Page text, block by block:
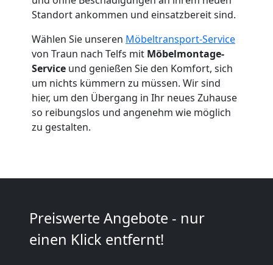
Standort ankommen und einsatzbereit sind.
Wählen Sie unseren Möbeltransport-Service
von Traun nach Telfs mit Möbelmontage-
Service und genießen Sie den Komfort, sich
um nichts kümmern zu müssen. Wir sind
hier, um den Übergang in Ihr neues Zuhause
so reibungslos und angenehm wie möglich
zu gestalten.
Preiswerte Angebote - nur
einen Klick entfernt!
Traun
Umzug
Mann
Traun